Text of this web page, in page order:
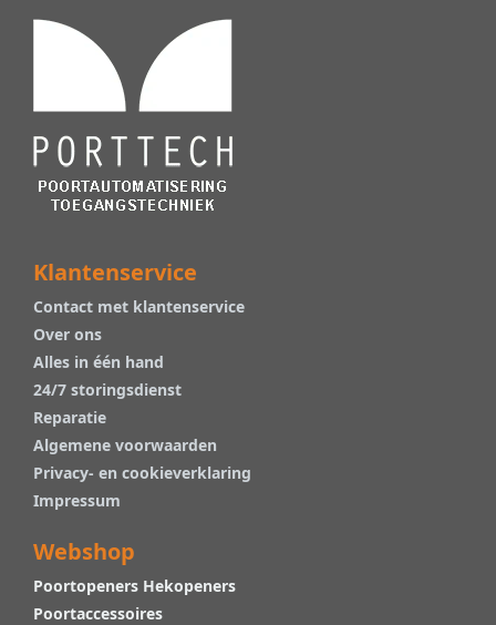
Klantenservice
Contact met klantenservice
Over ons
Alles in één hand
24/7 storingsdienst
Reparatie
Algemene voorwaarden
Privacy- en cookieverklaring
Impressum
Webshop
Poortopeners Hekopeners
Poortaccessoires